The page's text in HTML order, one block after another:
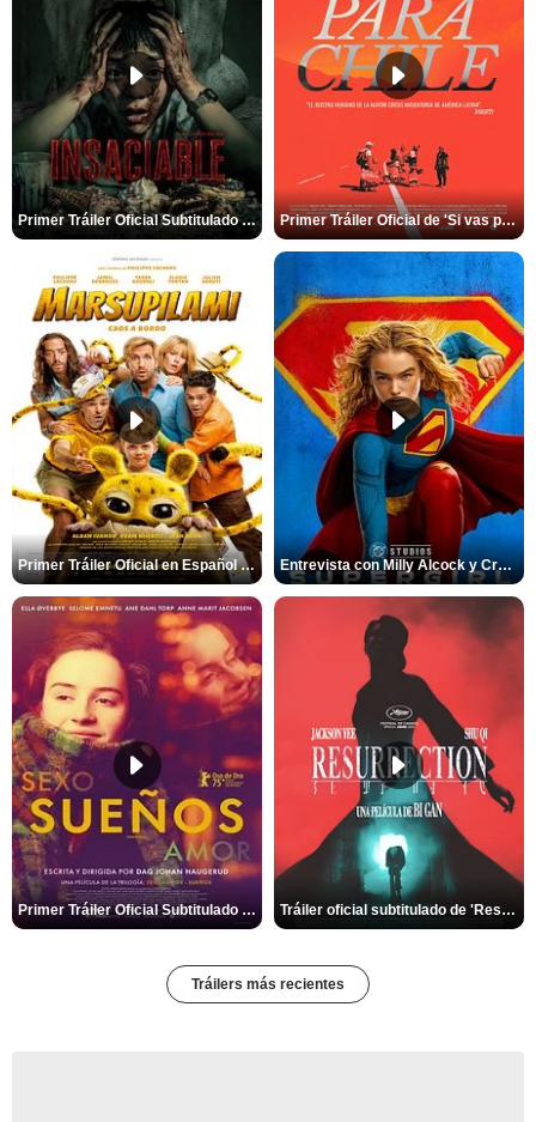
Primer Tráiler Oficial Subtitulado de 'Insaciable' Primer Tráiler Oficial de 'Si vas para Chile'
Primer Tráiler Oficial en Español de 'Marsupilami: Caos a Bordo' Entrevista con Milly Alcock y Craig Gillespie por 'Supergirl'
Primer Tráiler Oficial Subtitulado de 'Sueños (Sexo - Amor)' Tráiler oficial subtitulado de 'Resurrection'
Tráilers más recientes